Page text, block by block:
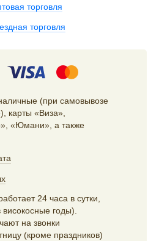
торговля
торговля
(при самовывозе
карты «Виза»,
«Юмани», а также
24 часа в сутки,
годы).
на звонки
(кроме праздников)